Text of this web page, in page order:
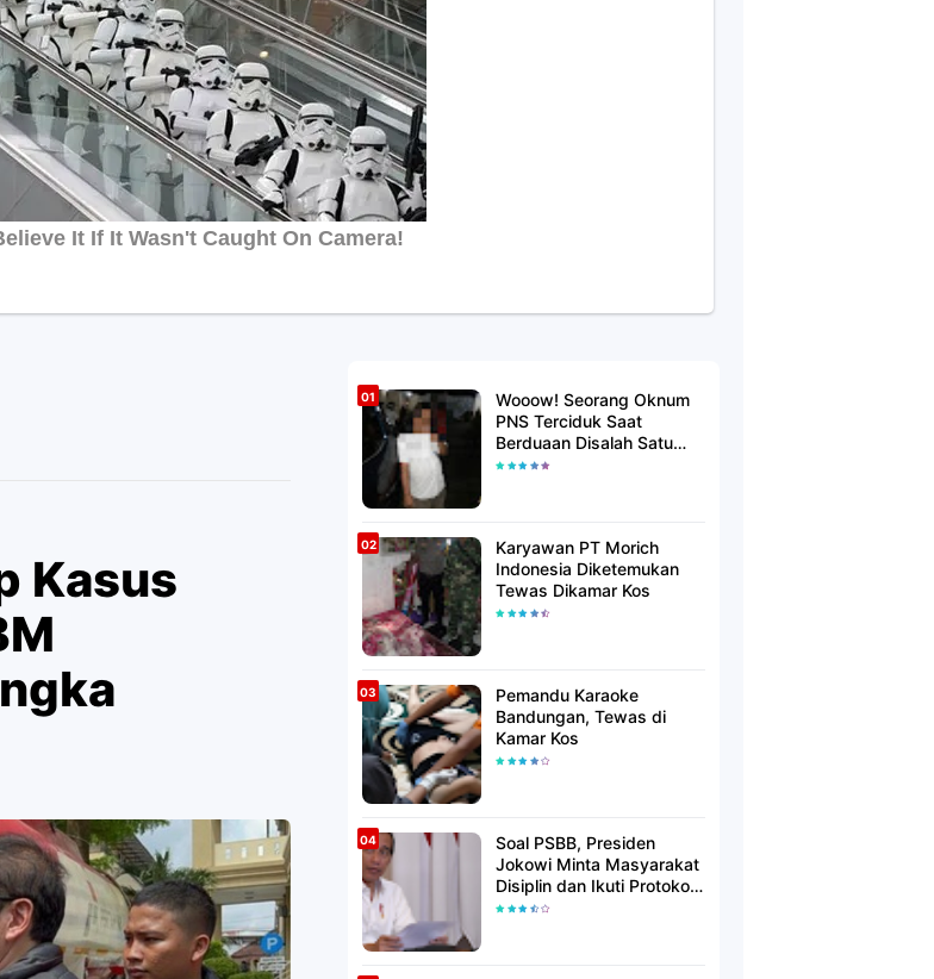
Kasus
Wooow! Seorang Oknum
PNS Terciduk Saat
Berduaan Disalah Satu
Kamar Hotel Salatiga
Karyawan PT Morich
Indonesia Diketemukan
Tewas Dikamar Kos
Pemandu Karaoke
Bandungan, Tewas di
Kamar Kos
Soal PSBB, Presiden
Jokowi Minta Masyarakat
Disiplin dan Ikuti Protokol
Kesehatan